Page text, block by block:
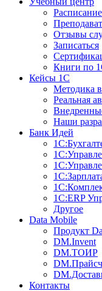
Отзывы
Записаться
Книги по
Кейсы 1С
Методика
Реальная
Наши
Банк Идей
1С:ERP
Другое
Data Mobile
Продукт
DM.Invent
DM.ТОИР
Контакты